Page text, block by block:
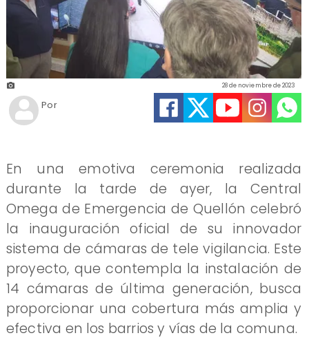
28 de noviembre de 2023
Por
En una emotiva ceremonia realizada
durante la tarde de ayer, la Central
Omega de Emergencia de Quellón celebró
la inauguración oficial de su innovador
sistema de cámaras de tele vigilancia. Este
proyecto, que contempla la instalación de
14 cámaras de última generación, busca
proporcionar una cobertura más amplia y
efectiva en los barrios y vías de la comuna.